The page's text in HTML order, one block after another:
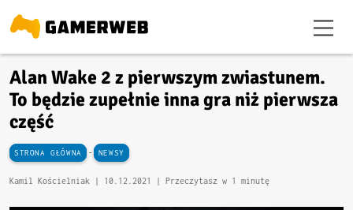
Alan Wake 2 z pierwszym zwiastunem.
To będzie zupełnie inna gra niż pierwsza
część
STRONA GŁÓWNA - NEWSY
Kamil Kościelniak | 10.12.2021 | Przeczytasz w 1 minutę